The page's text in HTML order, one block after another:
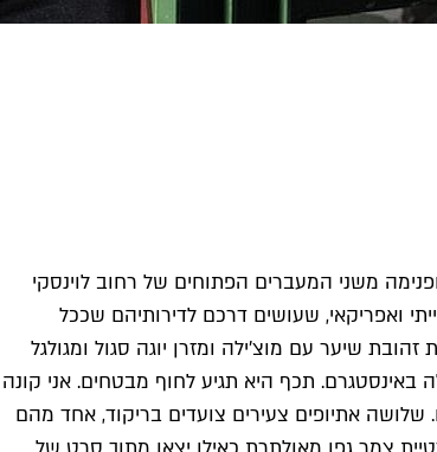
משני המעברים הפתוחים של רחוב לוינסקי
ואפריקאי, שעושים דרכם לדירותיהם שככל
שיער עם מוצ'ילה ומזרן יוגה סגול ומגולגל
תכף היא תגיע לחוף מבטחים. אני קונה
שלושה אתיופים צעירים צועדים בריקוד, אחד מהם